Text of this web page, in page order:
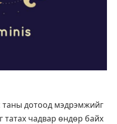
таны дотоод мэдрэмжийг
татах чадвар өндөр байх